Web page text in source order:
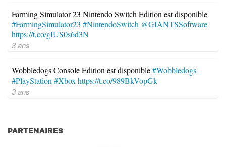
Farming Simulator 23 Nintendo Switch Edition est disponible
#FarmingSimulator23 #NintendoSwitch @GIANTSSoftware
https://t.co/gIUS0s6d3N
3 ans
Wobbledogs Console Edition est disponible#Wobbledogs
#PlayStation#Xboxhttps://t.co/989BkVopGk
3 ans
PARTENAIRES